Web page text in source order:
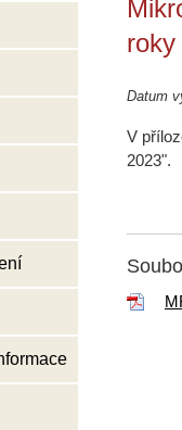
Datum
V
2023".